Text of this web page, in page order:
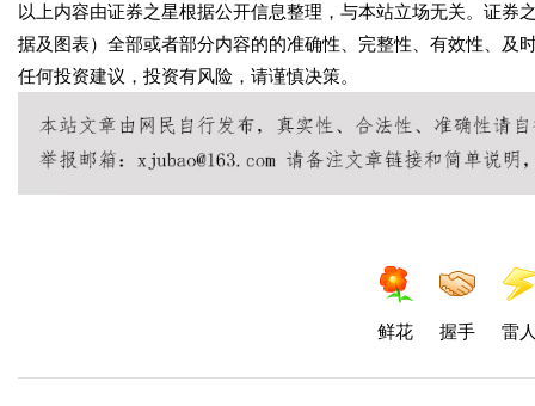
以上内容由证券之星根据公开信息整理，与本站立场无关。证
据及图表）全部或者部分内容的的准确性、完整性、有效性、及
任何投资建议，投资有风险，请谨慎决策。
鲜花 握手 雷